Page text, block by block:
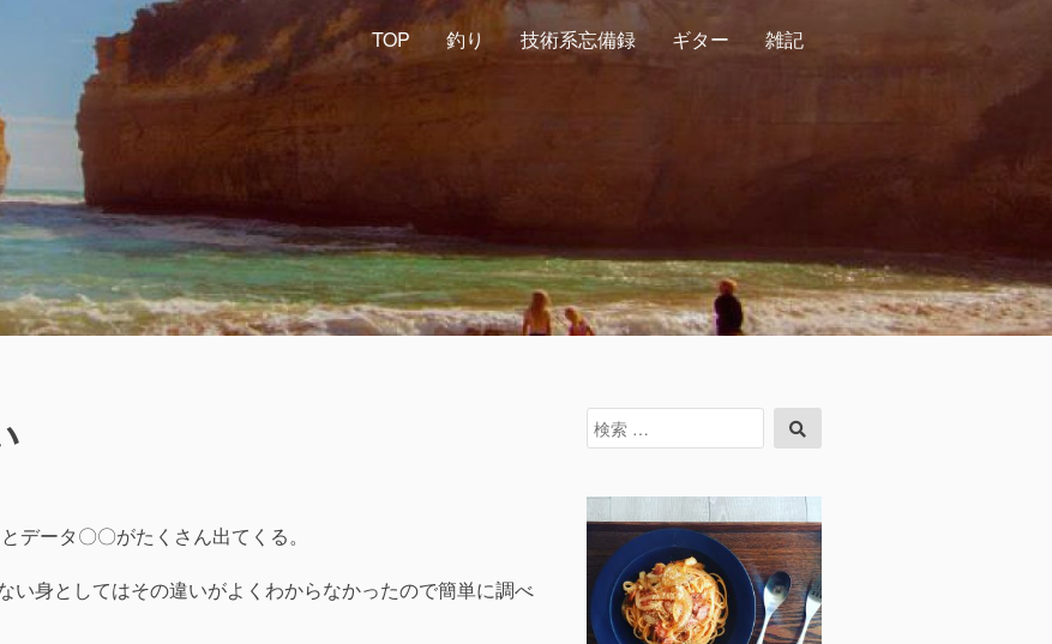
TOP 釣り 技術系忘備録 ギター 雑記
データ〇〇がたくさん出てくる。
い身としてはその違いがよくわからなかったので簡単に調べ
検
索
索